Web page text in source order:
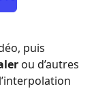
puis
ou d’autres